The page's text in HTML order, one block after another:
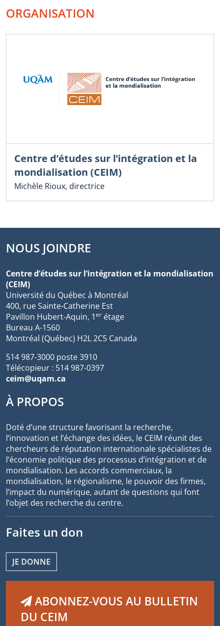
ORGANISATION
Centre d’études sur l’intégration et la
mondialisation (CEIM)
Michèle Rioux, directrice
NOUS JOINDRE
Centre d’études sur l’intégration et la mondialisation
(CEIM)
Université du Québec à Montréal
400, rue Sainte-Catherine Est
Pavillon Hubert-Aquin, 1er étage
Bureau A-1560
Montréal (Québec) H2L 2C5 Canada
514 987-3000 poste 3910
Télécopieur : 514 987-0397
ceim@uqam.ca
À PROPOS
Doté d’une structure favorisant la recherche,
l’innovation et l’échange des idées, le CEIM réunit des
chercheurs de réputation internationale spécialistes de
l’économie politique des processus d’intégration et de
mondialisation. Les accords commerciaux, la
mondialisation, le régionalisme, le pouvoir des firmes,
l’impact du numérique, autant de questions qui font
l’objet des recherche du centre.
Faites un don
JE DONNE
ABONNEZ-VOUS AU BULLETIN
DU CEIM